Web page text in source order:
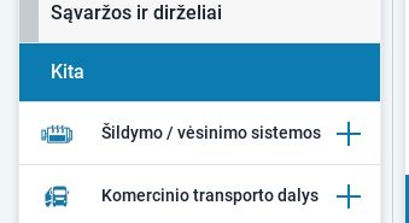
Sąvaržos ir dirželiai
Kita
Šildymo / vėsinimo sistemos
Komercinio transporto dalys